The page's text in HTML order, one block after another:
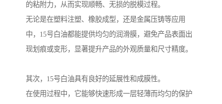
的粘附力，从而实现顺畅、无损的脱模过程。
无论是在塑料注塑、橡胶成型，还是金属压铸等应用
中，15号白油都能提供均匀的润滑膜，避免产品表面出
现划痕或变形，显著提升产品的外观质量和尺寸精度。
其次，15号白油具有良好的延展性和成膜性。
在使用过程中，它能够快速形成一层轻薄而均匀的保护